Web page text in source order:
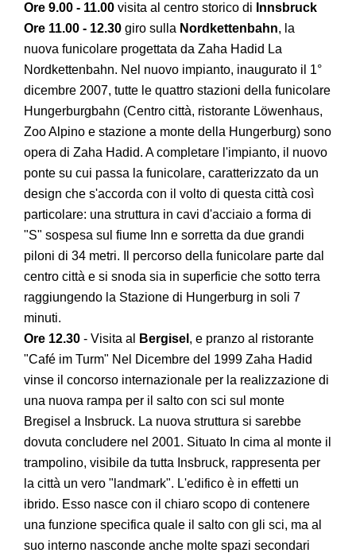
Ore 9.00 - 11.00 visita al centro storico di Innsbruck
Ore 11.00 - 12.30 giro sulla Nordkettenbahn, la
nuova funicolare progettata da Zaha Hadid La
Nordkettenbahn. Nel nuovo impianto, inaugurato il 1°
dicembre 2007, tutte le quattro stazioni della funicolare
Hungerburgbahn (Centro città, ristorante Löwenhaus,
Zoo Alpino e stazione a monte della Hungerburg) sono
opera di Zaha Hadid. A completare l'impianto, il nuovo
ponte su cui passa la funicolare, caratterizzato da un
design che s'accorda con il volto di questa città così
particolare: una struttura in cavi d'acciaio a forma di
"S" sospesa sul fiume Inn e sorretta da due grandi
piloni di 34 metri. Il percorso della funicolare parte dal
centro città e si snoda sia in superficie che sotto terra
raggiungendo la Stazione di Hungerburg in soli 7
minuti.
Ore 12.30 - Visita al Bergisel , e pranzo al ristorante
"Café im Turm" Nel Dicembre del 1999 Zaha Hadid
vinse il concorso internazionale per la realizzazione di
una nuova rampa per il salto con sci sul monte
Bregisel a Insbruck. La nuova struttura si sarebbe
dovuta concludere nel 2001. Situato In cima al monte il
trampolino, visibile da tutta Insbruck, rappresenta per
la città un vero "landmark". L'edifico è in effetti un
ibrido. Esso nasce con il chiaro scopo di contenere
una funzione specifica quale il salto con gli sci, ma al
suo interno nasconde anche molte spazi secondari